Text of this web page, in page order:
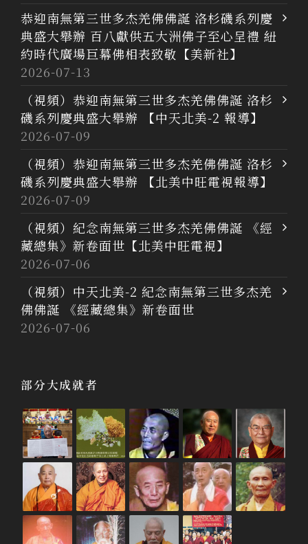
恭迎南無第三世多杰羌佛佛誕 洛杉磯系列慶
典盛大舉辦 百八獻供五大洲佛子至心呈禮 紐
約時代廣場巨幕佛相表致敬【美新社】
2026-07-13
（視頻）恭迎南無第三世多杰羌佛佛誕 洛杉
磯系列慶典盛大舉辦 【中天北美-2 報導】
2026-07-09
（視頻）恭迎南無第三世多杰羌佛佛誕 洛杉
磯系列慶典盛大舉辦 【北美中旺電視報導】
2026-07-09
（視頻）紀念南無第三世多杰羌佛佛誕 《經
藏總集》新卷面世【北美中旺電視】
2026-07-06
（視頻）中天北美-2 紀念南無第三世多杰羌
佛佛誕 《經藏總集》新卷面世
2026-07-06
部分大成就者